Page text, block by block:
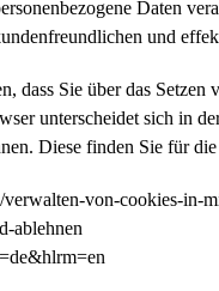
Daten
und
dass Sie über das
unterscheidet sich
Diese finden Sie für
von-cookies-in-
ablehnen